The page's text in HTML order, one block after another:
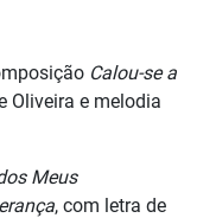
Calou-se a
Oliveira e melodia
Meus
, com letra de